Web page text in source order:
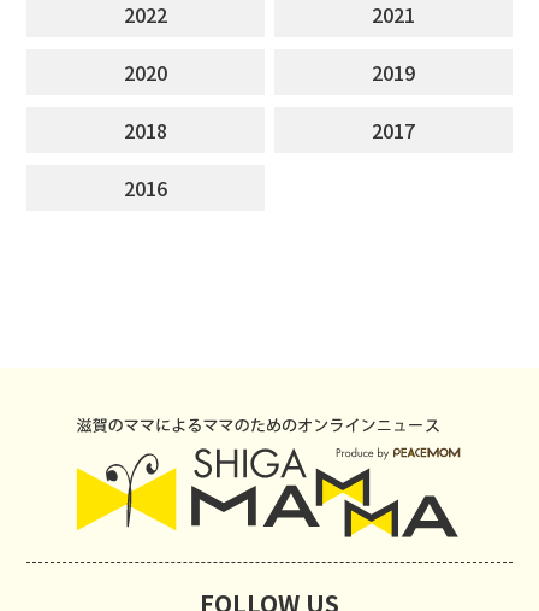
2022
2021
2020
2019
2018
2017
2016
FOLLOW US